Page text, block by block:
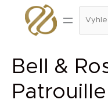
Přeskočit
Bell &